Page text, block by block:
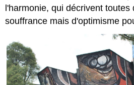
l'harmonie, qui décrivent toutes
souffrance mais d'optimisme